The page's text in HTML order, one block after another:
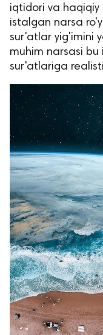
защищены.
iqtidori va haqiqiy
istalgan narsa
sur'atlar yig'imini
muhim narsasi bu
sur'atlariga